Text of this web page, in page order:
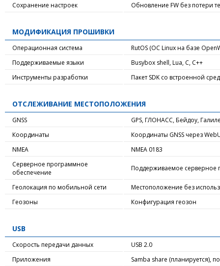
Сохранение настроек
Обновление FW без потери
МОДИФИКАЦИЯ ПРОШИВКИ
Операционная система
RutOS (ОС Linux на базе
Поддерживаемые языки
Busybox shell, Lua, C, C++
Инструменты разработки
Пакет SDK со встроенной
ОТСЛЕЖИВАНИЕ МЕСТОПОЛОЖЕНИЯ
GNSS
GPS, ГЛОНАСС, Бейдоу,
Координаты
Координаты GNSS через
NMEA
NMEA 0183
Серверное программное
обеспечение
Поддерживаемое серверное
Геолокация по мобильной сети
Местоположение без
Геозоны
Конфигурация геозон
USB
Скорость передачи данных
USB 2.0
Приложения
Samba share (планируется),